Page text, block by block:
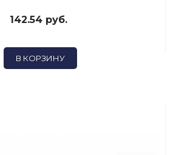
142.54 руб.
В КОРЗИНУ